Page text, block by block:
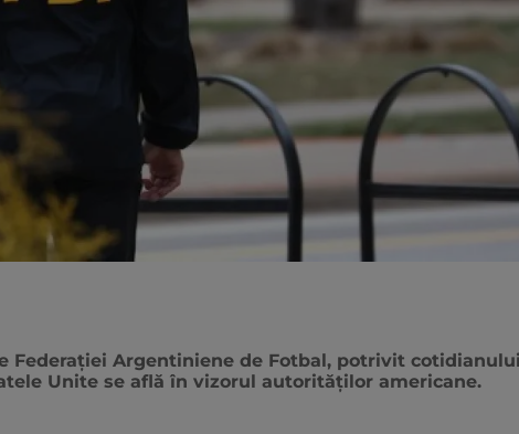
Argentiniene de Fotbal, potrivit cotidianului
Unite se află în vizorul autorităţilor americane.